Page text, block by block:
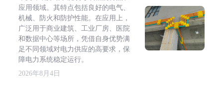
应用领域。其特点包括良好的电气、
机械、防火和防护性能。在应用上，
广泛用于商业建筑、工业厂房、医院
和数据中心等场所，凭借自身优势满
足不同领域对电力供应的高要求，保
障电力系统稳定运行。
2026年8月4日